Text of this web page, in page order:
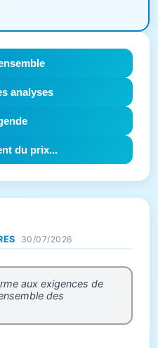
analyses
du prix...
30/07/2026
aux exigences de
des